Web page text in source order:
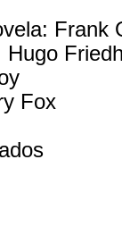
Frank
Hugo
Fox